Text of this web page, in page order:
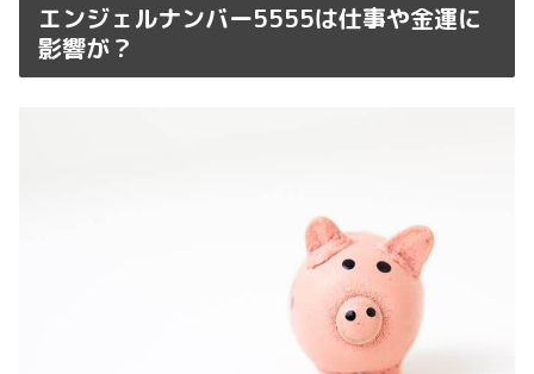
エンジェルナンバー5555は仕事や金運に
影響が？